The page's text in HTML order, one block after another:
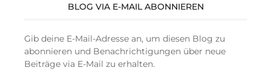
BLOG VIA E-MAIL ABONNIEREN
Gib deine E-Mail-Adresse an, um diesen Blog zu
abonnieren und Benachrichtigungen über neue
Beiträge via E-Mail zu erhalten.